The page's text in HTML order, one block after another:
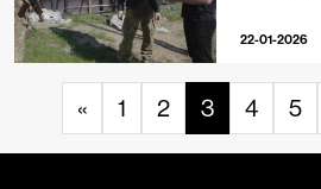
22-01-2026
« 1 2 3 4 5